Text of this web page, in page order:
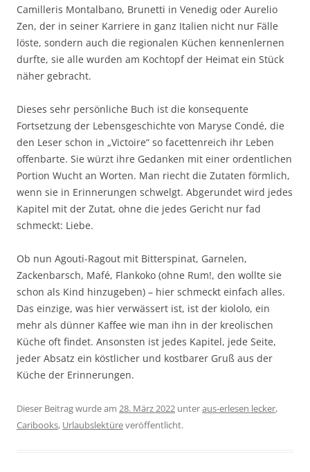
Camilleris Montalbano, Brunetti in Venedig oder Aurelio
Zen, der in seiner Karriere in ganz Italien nicht nur Fälle
löste, sondern auch die regionalen Küchen kennenlernen
durfte, sie alle wurden am Kochtopf der Heimat ein Stück
näher gebracht.
Dieses sehr persönliche Buch ist die konsequente
Fortsetzung der Lebensgeschichte von Maryse Condé, die
den Leser schon in „Victoire“ so facettenreich ihr Leben
offenbarte. Sie würzt ihre Gedanken mit einer ordentlichen
Portion Wucht an Worten. Man riecht die Zutaten förmlich,
wenn sie in Erinnerungen schwelgt. Abgerundet wird jedes
Kapitel mit der Zutat, ohne die jedes Gericht nur fad
schmeckt: Liebe.
Ob nun Agouti-Ragout mit Bitterspinat, Garnelen,
Zackenbarsch, Mafé, Flankoko (ohne Rum!, den wollte sie
schon als Kind hinzugeben) – hier schmeckt einfach alles.
Das einzige, was hier verwässert ist, ist der kiololo, ein
mehr als dünner Kaffee wie man ihn in der kreolischen
Küche oft findet. Ansonsten ist jedes Kapitel, jede Seite,
jeder Absatz ein köstlicher und kostbarer Gruß aus der
Küche der Erinnerungen.
Dieser Beitrag wurde am 28. März 2022 unteraus-erlesen lecker,
Caribooks, Urlaubslektüreveröffentlicht.